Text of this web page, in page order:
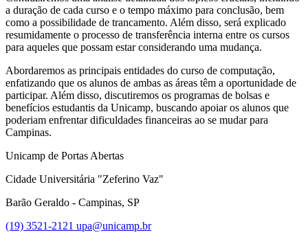
a duração de cada curso e o tempo máximo para conclusão, bem
como a possibilidade de trancamento. Além disso, será explicado
resumidamente o processo de transferência interna entre os cursos
para aqueles que possam estar considerando uma mudança.
Abordaremos as principais entidades do curso de computação,
enfatizando que os alunos de ambas as áreas têm a oportunidade de
participar. Além disso, discutiremos os programas de bolsas e
benefícios estudantis da Unicamp, buscando apoiar os alunos que
poderiam enfrentar dificuldades financeiras ao se mudar para
Campinas.
Unicamp de Portas Abertas
Cidade Universitária "Zeferino Vaz"
Barão Geraldo - Campinas, SP
(19) 3521-2121 upa@unicamp.br